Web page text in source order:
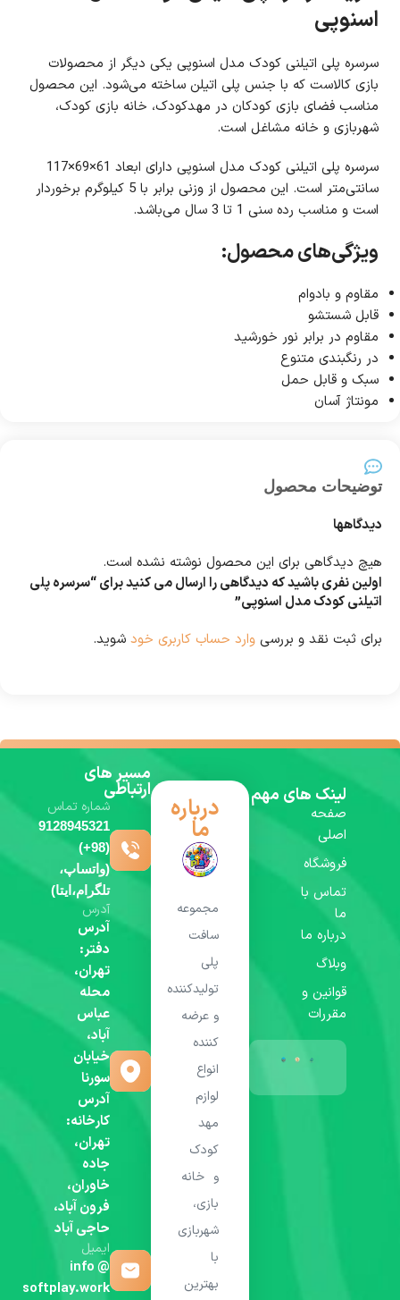
اسنوپی
سرسره پلی اتیلنی کودک مدل اسنوپی یکی دیگر از محصولات
بازی کالاست که با جنس پلی اتیلن ساخته می‌شود. این محصول
مناسب فضای بازی کودکان در مهدکودک، خانه بازی کودک،
شهربازی و خانه مشاغل است.
سرسره پلی اتیلنی کودک مدل اسنوپی دارای ابعاد 61×69×117
سانتی‌متر است. این محصول از وزنی برابر با 5 کیلوگرم برخوردار
است و مناسب رده سنی 1 تا 3 سال می‌باشد.
ویژگی‌های محصول:
مقاوم و بادوام
قابل شستشو
مقاوم در برابر نور خورشید
در رنگبندی متنوع
سبک و قابل حمل
مونتاژ آسان
توضیحات محصول
دیدگاهها
هیچ دیدگاهی برای این محصول نوشته نشده است.
اولین نفری باشید که دیدگاهی را ارسال می کنید برای “سرسره پلی
اتیلنی کودک مدل اسنوپی”
برای ثبت نقد و بررسی وارد حساب کاربری خود شوید.
لینک های مهم
صفحه
اصلی
فروشگاه
تماس با
ما
درباره ما
وبلاگ
قوانین و
مقررات
درباره
ما
مجموعه
سافت
پلی
تولیدکننده
و عرضه
کننده
انواع
لوازم
مهد
کودک
و خانه
بازی،
شهربازی
با
بهترین
مسیر های
ارتباطی
شماره تماس
9128945321
(98+)
(واتساپ،
تلگرام،ایتا)
آدرس
آدرس
دفتر:
تهران،
محله
عباس
آباد،
خیابان
سورنا
آدرس
کارخانه:
تهران،
جاده
خاوران،
فرون آباد،
حاجی آباد
ایمیل
info @
softplay.work